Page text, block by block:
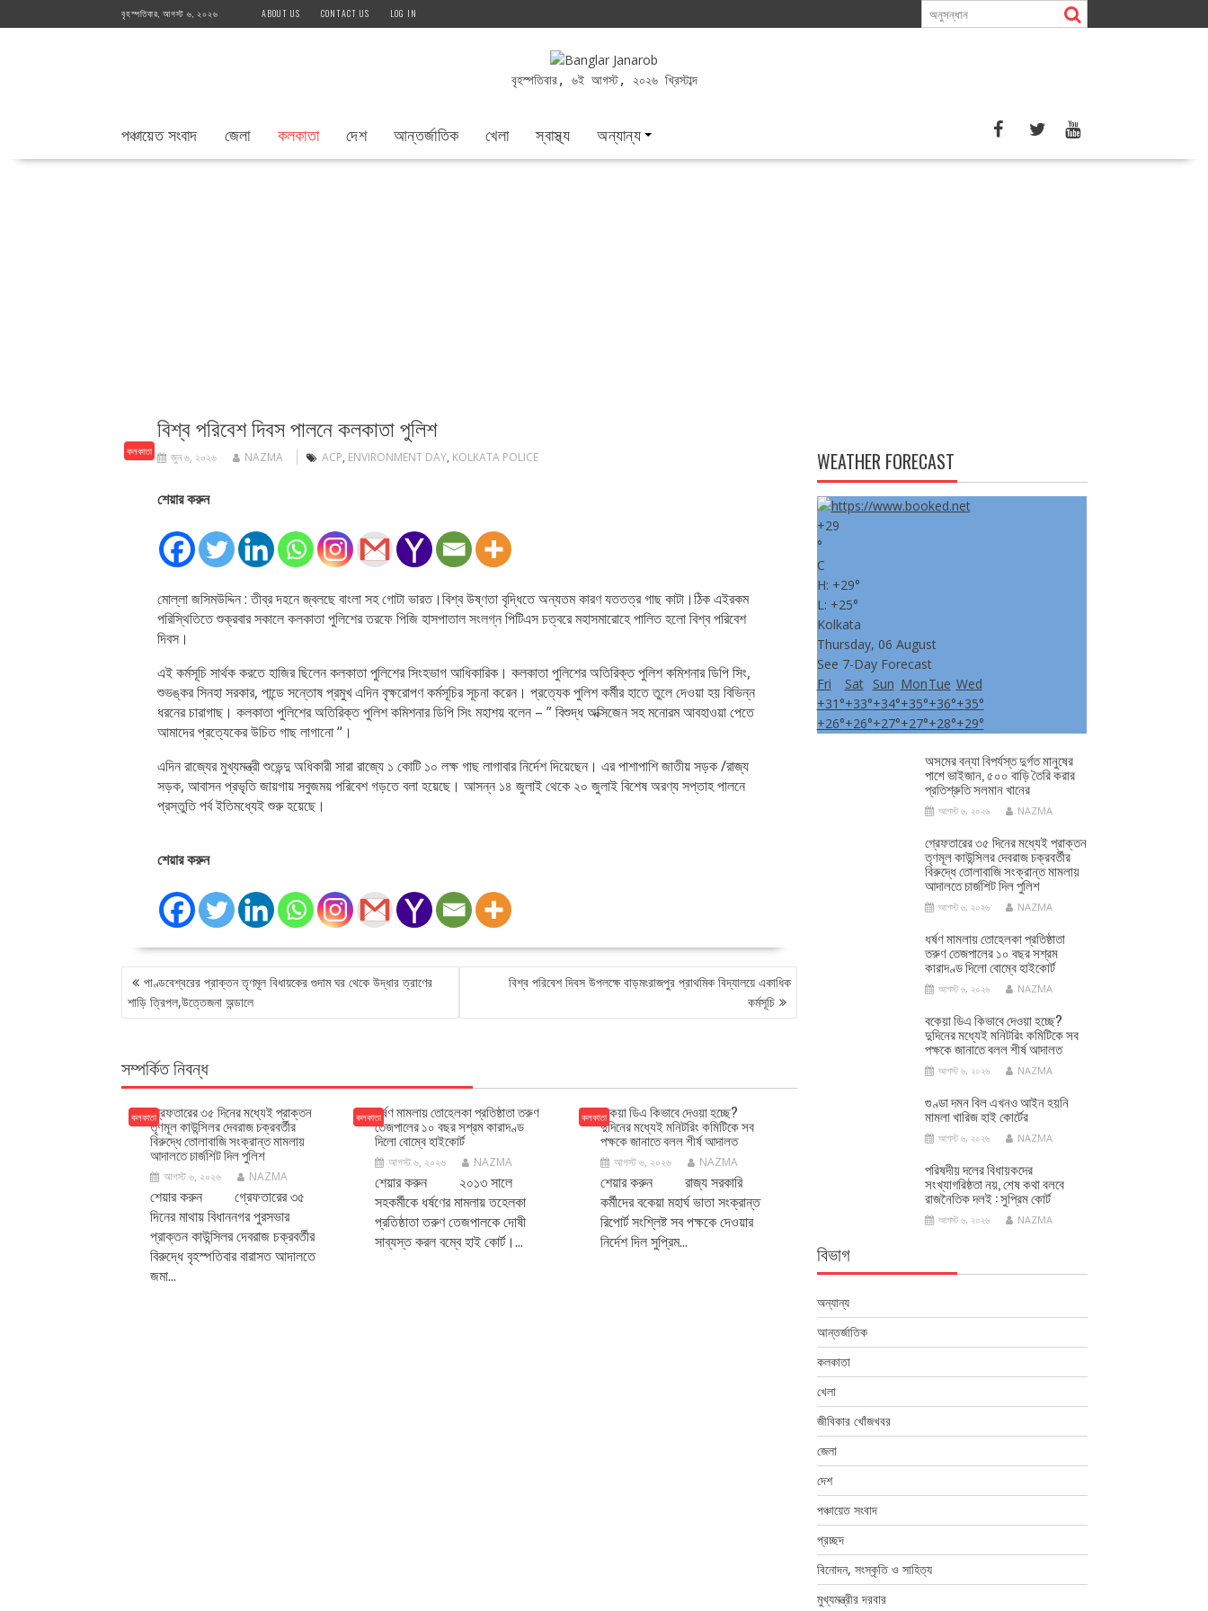
to
বৃহস্পতিবার, আগস্ট ৬, ২০২৬ ABOUT US CONTACT US LOG IN
বৃহস্পতিবার, ৬ই আগস্ট, ২০২৬ খ্রিস্টাব্দ
পঞ্চায়েত সংবাদ জেলা কলকাতা দেশ আন্তর্জাতিক খেলা স্বাস্থ্য অন্যান্য
কলকাতা
বিশ্ব পরিবেশ দিবস পালনে কলকাতা পুলিশ
জুন ৬, ২০২৬ NAZMA ACP, ENVIRONMENT DAY, KOLKATA POLICE
শেয়ার করুন
মোল্লা জসিমউদ্দিন : তীব্র দহনে জ্বলছে বাংলা সহ গোটা ভারত।বিশ্ব উষ্ণতা বৃদ্ধিতে অন্যতম কারণ যততত্র গাছ কাটা।ঠিক এইরকম
পরিস্থিতিতে শুক্রবার সকালে কলকাতা পুলিশের তরফে পিজি হাসপাতাল সংলগ্ন পিটিএস চত্বরে মহাসমারোহে পালিত হলো বিশ্ব পরিবেশ
দিবস।
এই কর্মসূচি সার্থক করতে হাজির ছিলেন কলকাতা পুলিশের সিংহভাগ আধিকারিক। কলকাতা পুলিশের অতিরিক্ত পুলিশ কমিশনার ডিপি সিং,
শুভঙ্কর সিনহা সরকার, পান্ডে সন্তোষ প্রমুখ এদিন বৃক্ষরোপণ কর্মসূচির সূচনা করেন। প্রত্যেক পুলিশ কর্মীর হাতে তুলে দেওয়া হয় বিভিন্ন
ধরনের চারাগাছ। কলকাতা পুলিশের অতিরিক্ত পুলিশ কমিশনার ডিপি সিং মহাশয় বলেন – ” বিশুদ্ধ অক্সিজেন সহ মনোরম আবহাওয়া পেতে
আমাদের প্রত্যেকের উচিত গাছ লাগানো “।
এদিন রাজ্যের মুখ্যমন্ত্রী শুভেন্দু অধিকারী সারা রাজ্যে ১ কোটি ১০ লক্ষ গাছ লাগাবার নির্দেশ দিয়েছেন। এর পাশাপাশি জাতীয় সড়ক /রাজ্য
সড়ক, আবাসন প্রভৃতি জায়গায় সবুজময় পরিবেশ গড়তে বলা হয়েছে। আসন্ন ১৪ জুলাই থেকে ২০ জুলাই বিশেষ অরণ্য সপ্তাহ পালনে
প্রস্তুতি পর্ব ইতিমধ্যেই শুরু হয়েছে।
শেয়ার করুন
POST
NAVIGATION
পাণ্ডবেশ্বরের প্রাক্তন তৃণমূল বিধায়কের গুদাম ঘর থেকে উদ্ধার ত্রাণের
শাড়ি ত্রিপল,উত্তেজনা অন্ডালে
বিশ্ব পরিবেশ দিবস উপলক্ষে বাড়মংরাজপুর প্রাথমিক বিদ্যালয়ে একাধিক
কর্মসূচি
সম্পর্কিত নিবন্ধ
কলকাতাগ্রেফতারের ৩৫ দিনের মধ্যেই প্রাক্তন
তৃণমূল কাউন্সিলর দেবরাজ চক্রবর্তীর
বিরুদ্ধে তোলাবাজি সংক্রান্ত মামলায়
আদালতে চার্জশিট দিল পুলিশ
আগস্ট ৬, ২০২৬ NAZMA
শেয়ার করুন গ্রেফতারের ৩৫
দিনের মাথায় বিধাননগর পুরসভার
প্রাক্তন কাউন্সিলর দেবরাজ চক্রবর্তীর
বিরুদ্ধে বৃহস্পতিবার বারাসত আদালতে
জমা...
কলকাতাধর্ষণ মামলায় তোহেলকা প্রতিষ্ঠাতা তরুণ
তেজপালের ১০ বছর সশ্রম কারাদণ্ড
দিলো বোম্বে হাইকোর্ট
আগস্ট ৬, ২০২৬ NAZMA
শেয়ার করুন ২০১৩ সালে
সহকর্মীকে ধর্ষণের মামলায় তহেলকা
প্রতিষ্ঠাতা তরুণ তেজপালকে দোষী
সাব্যস্ত করল বম্বে হাই কোর্ট।...
কলকাতাবকেয়া ডিএ কিভাবে দেওয়া হচ্ছে?
দুদিনের মধ্যেই মনিটরিং কমিটিকে সব
পক্ষকে জানাতে বলল শীর্ষ আদালত
আগস্ট ৬, ২০২৬ NAZMA
শেয়ার করুন রাজ্য সরকারি
কর্মীদের বকেয়া মহার্ঘ ভাতা সংক্রান্ত
রিপোর্ট সংশ্লিষ্ট সব পক্ষকে দেওয়ার
নির্দেশ দিল সুপ্রিম...
WEATHER FORECAST
+29
°
C
H: +29°
L: +25°
Kolkata
Thursday, 06 August
See 7-Day Forecast
Fri
Sat Sun MonTue Wed
+31°+33°+34°+35°+36°+35°
+26°+26°+27°+27°+28°+29°
অসমের বন্যা বিপর্যস্ত দুর্গত মানুষের
পাশে ভাইজান, ৫০০ বাড়ি তৈরি করার
প্রতিশ্রুতি সলমান খানের
আগস্ট ৬, ২০২৬ NAZMA
গ্রেফতারের ৩৫ দিনের মধ্যেই প্রাক্তন
তৃণমূল কাউন্সিলর দেবরাজ চক্রবর্তীর
বিরুদ্ধে তোলাবাজি সংক্রান্ত মামলায়
আদালতে চার্জশিট দিল পুলিশ
আগস্ট ৬, ২০২৬ NAZMA
ধর্ষণ মামলায় তোহেলকা প্রতিষ্ঠাতা
তরুণ তেজপালের ১০ বছর সশ্রম
কারাদণ্ড দিলো বোম্বে হাইকোর্ট
আগস্ট ৬, ২০২৬ NAZMA
বকেয়া ডিএ কিভাবে দেওয়া হচ্ছে?
দুদিনের মধ্যেই মনিটরিং কমিটিকে সব
পক্ষকে জানাতে বলল শীর্ষ আদালত
আগস্ট ৬, ২০২৬ NAZMA
গুণ্ডা দমন বিল এখনও আইন হয়নি
মামলা খারিজ হাই কোর্টের
আগস্ট ৬, ২০২৬ NAZMA
পরিষদীয় দলের বিধায়কদের
সংখ্যাগরিষ্ঠতা নয়, শেষ কথা বলবে
রাজনৈতিক দলই : সুপ্রিম কোর্ট
আগস্ট ৬, ২০২৬ NAZMA
বিভাগ
অন্যান্য
আন্তর্জাতিক
কলকাতা
খেলা
জীবিকার খোঁজখবর
জেলা
দেশ
পঞ্চায়েত সংবাদ
প্রচ্ছদ
বিনোদন, সংস্কৃতি ও সাহিত্য
মুখ্যমন্ত্রীর দরবার